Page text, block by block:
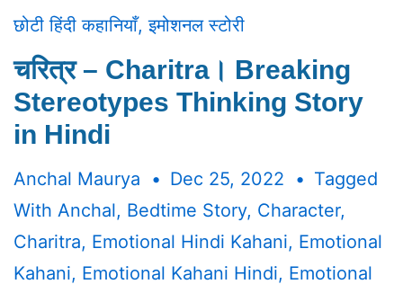
छोटी हिंदी कहानियाँ,इमोशनल स्टोरी
चरित्र – Charitra। Breaking
Stereotypes Thinking Story
in Hindi
Anchal Maurya Dec 25, 2022
Tagged
With Anchal, Bedtime Story, Character,
Charitra, Emotional Hindi Kahani, Emotional
Kahani, Emotional Kahani Hindi, Emotional